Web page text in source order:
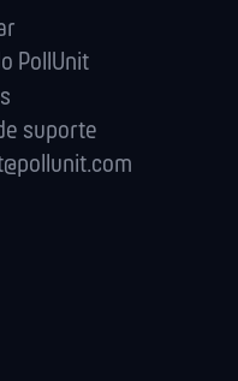
PollUnit
suporte